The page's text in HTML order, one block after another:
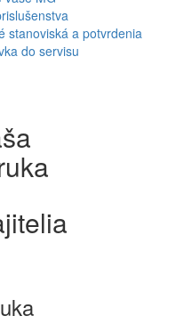
stanoviská a potvrdenia
do servisu